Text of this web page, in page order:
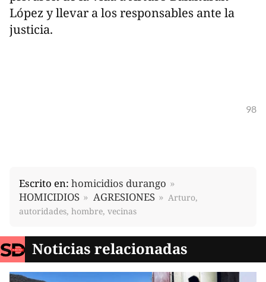
López y llevar a los responsables ante la
justicia.
98
Escrito en: homicidios durango
HOMICIDIOS
AGRESIONES
Arturo,
autoridades, hombre, vecinas
Noticias relacionadas